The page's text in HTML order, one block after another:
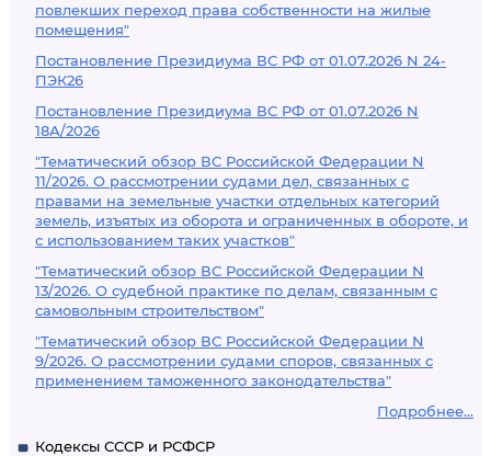
повлекших переход права собственности на жилые
помещения"
Постановление Президиума ВС РФ от 01.07.2026 N 24-
ПЭК26
Постановление Президиума ВС РФ от 01.07.2026 N
18А/2026
"Тематический обзор ВС Российской Федерации N
11/2026. О рассмотрении судами дел, связанных с
правами на земельные участки отдельных категорий
земель, изъятых из оборота и ограниченных в обороте, и
с использованием таких участков"
"Тематический обзор ВС Российской Федерации N
13/2026. О судебной практике по делам, связанным с
самовольным строительством"
"Тематический обзор ВС Российской Федерации N
9/2026. О рассмотрении судами споров, связанных с
применением таможенного законодательства"
Подробнее...
Кодексы СССР и РСФСР